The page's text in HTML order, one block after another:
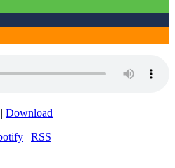
| Download
| RSS